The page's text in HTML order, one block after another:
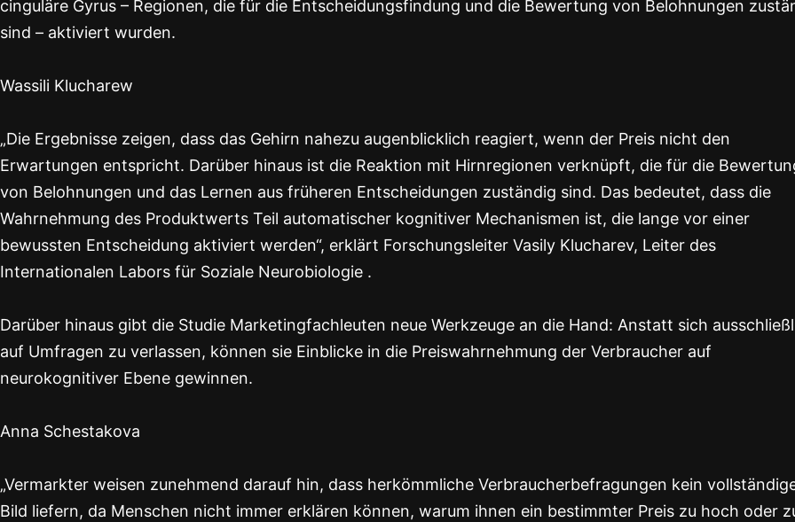
cinguläre Gyrus – Regionen, die für die Entscheidungsfindung und die Bewertung von Belohnungen
sind – aktiviert wurden.
Wassili Klucharew
„Die Ergebnisse zeigen, dass das Gehirn nahezu augenblicklich reagiert, wenn der Preis nicht den
Erwartungen entspricht. Darüber hinaus ist die Reaktion mit Hirnregionen verknüpft, die für die
von Belohnungen und das Lernen aus früheren Entscheidungen zuständig sind. Das bedeutet, dass die
Wahrnehmung des Produktwerts Teil automatischer kognitiver Mechanismen ist, die lange vor einer
bewussten Entscheidung aktiviert werden“, erklärt Forschungsleiter Vasily Klucharev, Leiter des
Internationalen Labors für Soziale Neurobiologie .
Darüber hinaus gibt die Studie Marketingfachleuten neue Werkzeuge an die Hand: Anstatt sich
auf Umfragen zu verlassen, können sie Einblicke in die Preiswahrnehmung der Verbraucher auf
neurokognitiver Ebene gewinnen.
Anna Schestakova
„Vermarkter weisen zunehmend darauf hin, dass herkömmliche Verbraucherbefragungen kein
Bild liefern, da Menschen nicht immer erklären können, warum ihnen ein bestimmter Preis zu hoch oder